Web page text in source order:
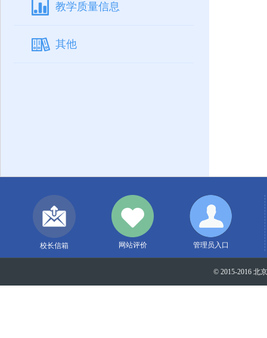
教学质量信息
其他
校长信箱 网站评价 管理员入口
© 2015-2016